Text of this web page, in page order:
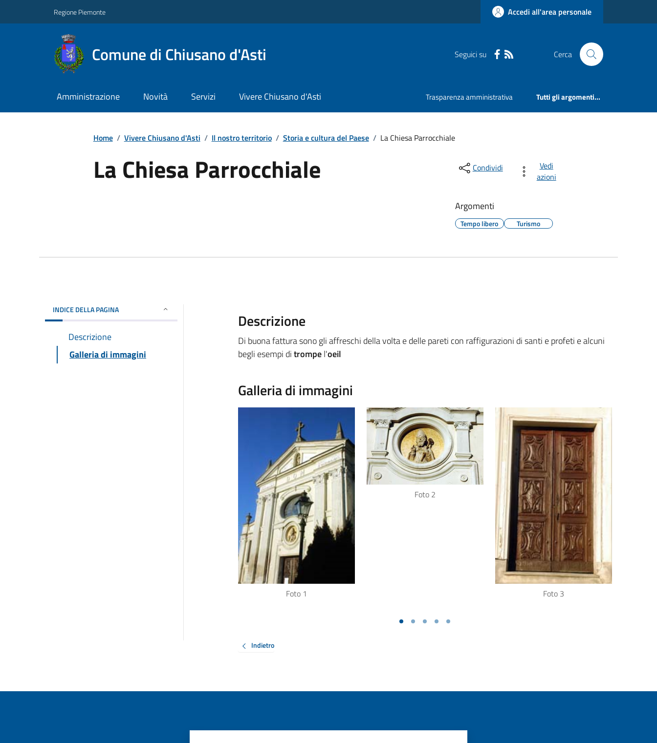
Regione Piemonte Accedi all'area personale
Comune di Chiusano d'Asti Seguici su Cerca
Amministrazione Novità Servizi Vivere Chiusano d'Asti Trasparenza amministrativa Tutti gli argomenti...
Home / Vivere Chiusano d'Asti / Il nostro territorio / Storia e cultura del Paese / La Chiesa Parrocchiale
La Chiesa Parrocchiale Condividi
Vedi
azioni
Argomenti
Tempo libero Turismo
INDICE DELLA PAGINA
Descrizione
Galleria di immagini
Descrizione
Di buona fattura sono gli affreschi della volta e delle pareti con raffigurazioni di santi e profeti e alcuni
begli esempi ditrompel'oeil
Galleria di immagini
Foto 1
Foto 2
Foto 3
Indietro